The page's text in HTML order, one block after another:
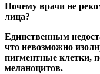
Почему врачи не
лица?
Единственным
что невозможно
пигментные клетки,
меланоцитов.